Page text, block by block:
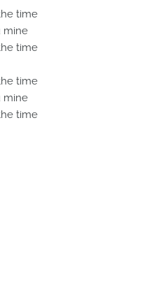
time
mine
time
time
mine
time